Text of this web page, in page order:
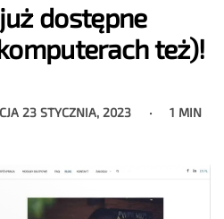
dostępne
też)!
23 STYCZNIA, 2023 1 MIN